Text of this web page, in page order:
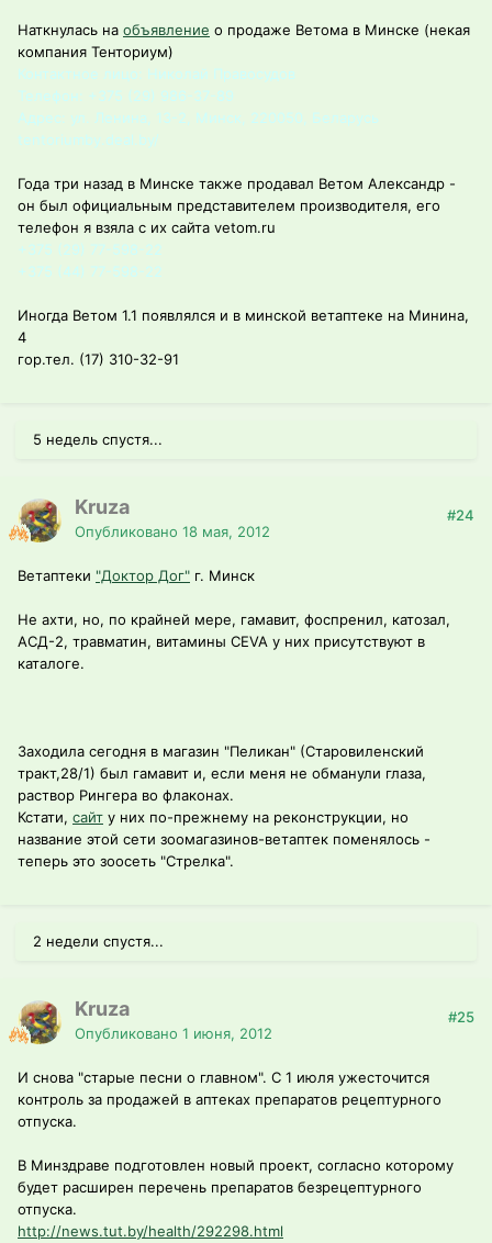
Наткнулась на объявление о продаже Ветома в Минске (некая
компания Тенториум)
Контактное лицо: Николай Правосудов
Телефон: +375 (29) 986-37-89
Адрес: ул. Ленина, 13-2, Минск, 220050, Беларусь
tentoriumby.deal.by/
Года три назад в Минске также продавал Ветом Александр -
он был официальным представителем производителя, его
телефон я взяла с их сайта vetom.ru
+375 (29) 77-598-22
+375 (44) 77-598-22
Иногда Ветом 1.1 появлялся и в минской ветаптеке на Минина,
4
гор.тел. (17) 310-32-91
5 недель спустя...
Kruza
Опубликовано 18 мая, 2012
#24
Ветаптеки "Доктор Дог" г. Минск
Не ахти, но, по крайней мере, гамавит, фоспренил, катозал,
АСД-2, травматин, витамины CEVA у них присутствуют в
каталоге.
Заходила сегодня в магазин "Пеликан" (Старовиленский
тракт,28/1) был гамавит и, если меня не обманули глаза,
раствор Рингера во флаконах.
Кстати, сайт у них по-прежнему на реконструкции, но
название этой сети зоомагазинов-ветаптек поменялось -
теперь это зоосеть "Стрелка".
2 недели спустя...
Kruza
Опубликовано 1 июня, 2012
#25
И снова "старые песни о главном". С 1 июля ужесточится
контроль за продажей в аптеках препаратов рецептурного
отпуска.
В Минздраве подготовлен новый проект, согласно которому
будет расширен перечень препаратов безрецептурного
отпуска.
http://news.tut.by/health/292298.html